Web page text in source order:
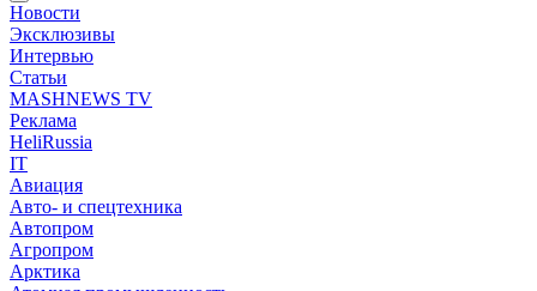
Новости
Эксклюзивы
Интервью
Статьи
MASHNEWS TV
Реклама
HeliRussia
IT
Авиация
Авто- и спецтехника
Автопром
Агропром
Арктика